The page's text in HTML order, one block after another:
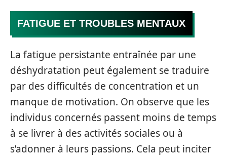
FATIGUE ET TROUBLES MENTAUX
La fatigue persistante entraînée par une
déshydratation peut également se traduire
par des difficultés de concentration et un
manque de motivation. On observe que les
individus concernés passent moins de temps
à se livrer à des activités sociales ou à
s’adonner à leurs passions. Cela peut inciter